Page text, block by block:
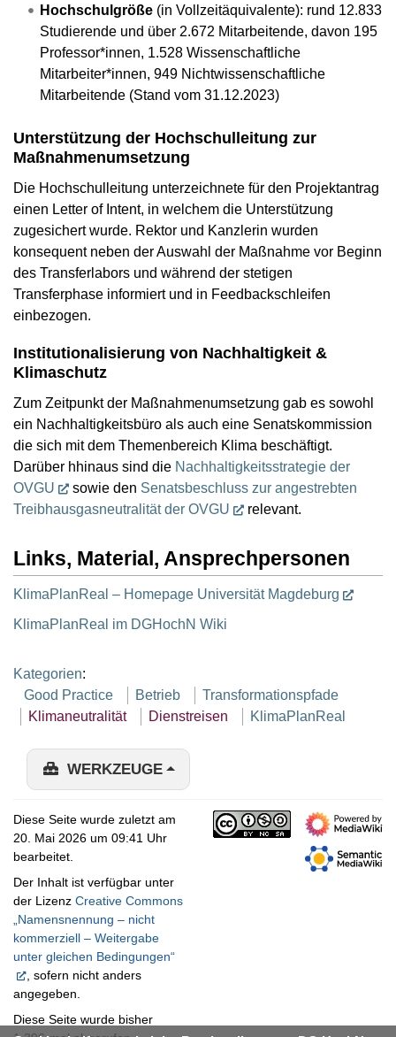
Hochschulgröße(in Vollzeitäquivalente): rund 12.833
Studierende und über 2.672 Mitarbeitende, davon 195
Professor*innen, 1.528 Wissenschaftliche
Mitarbeiter*innen, 949 Nichtwissenschaftliche
Mitarbeitende (Stand vom 31.12.2023)
Unterstützung der Hochschulleitung zur
Maßnahmenumsetzung
Die Hochschulleitung unterzeichnete für den Projektantrag
einen Letter of Intent, in welchem die Unterstützung
zugesichert wurde. Rektor und Kanzlerin wurden
konsequent neben der Auswahl der Maßnahme vor Beginn
des Transferlabors und während der stetigen
Transferphase informiert und in Feedbackschleifen
einbezogen.
Institutionalisierung von Nachhaltigkeit &
Klimaschutz
Zum Zeitpunkt der Maßnahmenumsetzung gab es sowohl
ein Nachhaltigkeitsbüro als auch eine Senatskommission
die sich mit dem Themenbereich Klima beschäftigt.
Darüber hhinaus sind die Nachhaltigkeitsstrategie der
OVGU
sowie den Senatsbeschluss zur angestrebten
Treibhausgasneutralität der OVGU
relevant.
Links, Material, Ansprechpersonen
KlimaPlanReal – Homepage Universität Magdeburg
KlimaPlanReal im DGHochN Wiki
Kategorien:
Good Practice
Betrieb
Transformationspfade
Klimaneutralität
Dienstreisen KlimaPlanReal
WERKZEUGE
Diese Seite wurde zuletzt am
20. Mai 2026 um 09:41 Uhr
bearbeitet.
Der Inhalt ist verfügbar unter
der Lizenz Creative Commons
„Namensnennung – nicht
kommerziell – Weitergabe
unter gleichen Bedingungen“
, sofern nicht anders
angegeben.
Diese Seite wurde bisher